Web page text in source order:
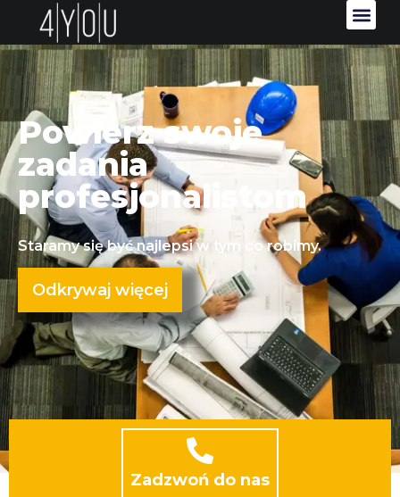
Powierz swoje
zadania
profesjonalistom
Staramy się być najlepsi w tym co robimy.
Odkrywaj więcej
Zadzwoń do nas